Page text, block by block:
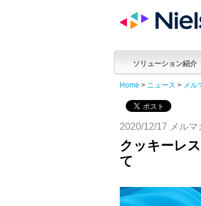
ソリューション紹介
Home > ニュース > メル
2020/12/17 メルマ
クッキーレ
て